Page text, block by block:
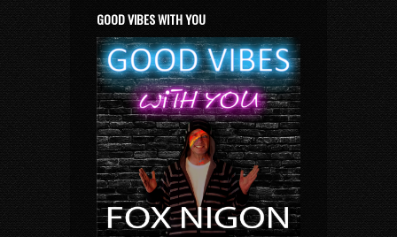
GOOD VIBES WITH YOU